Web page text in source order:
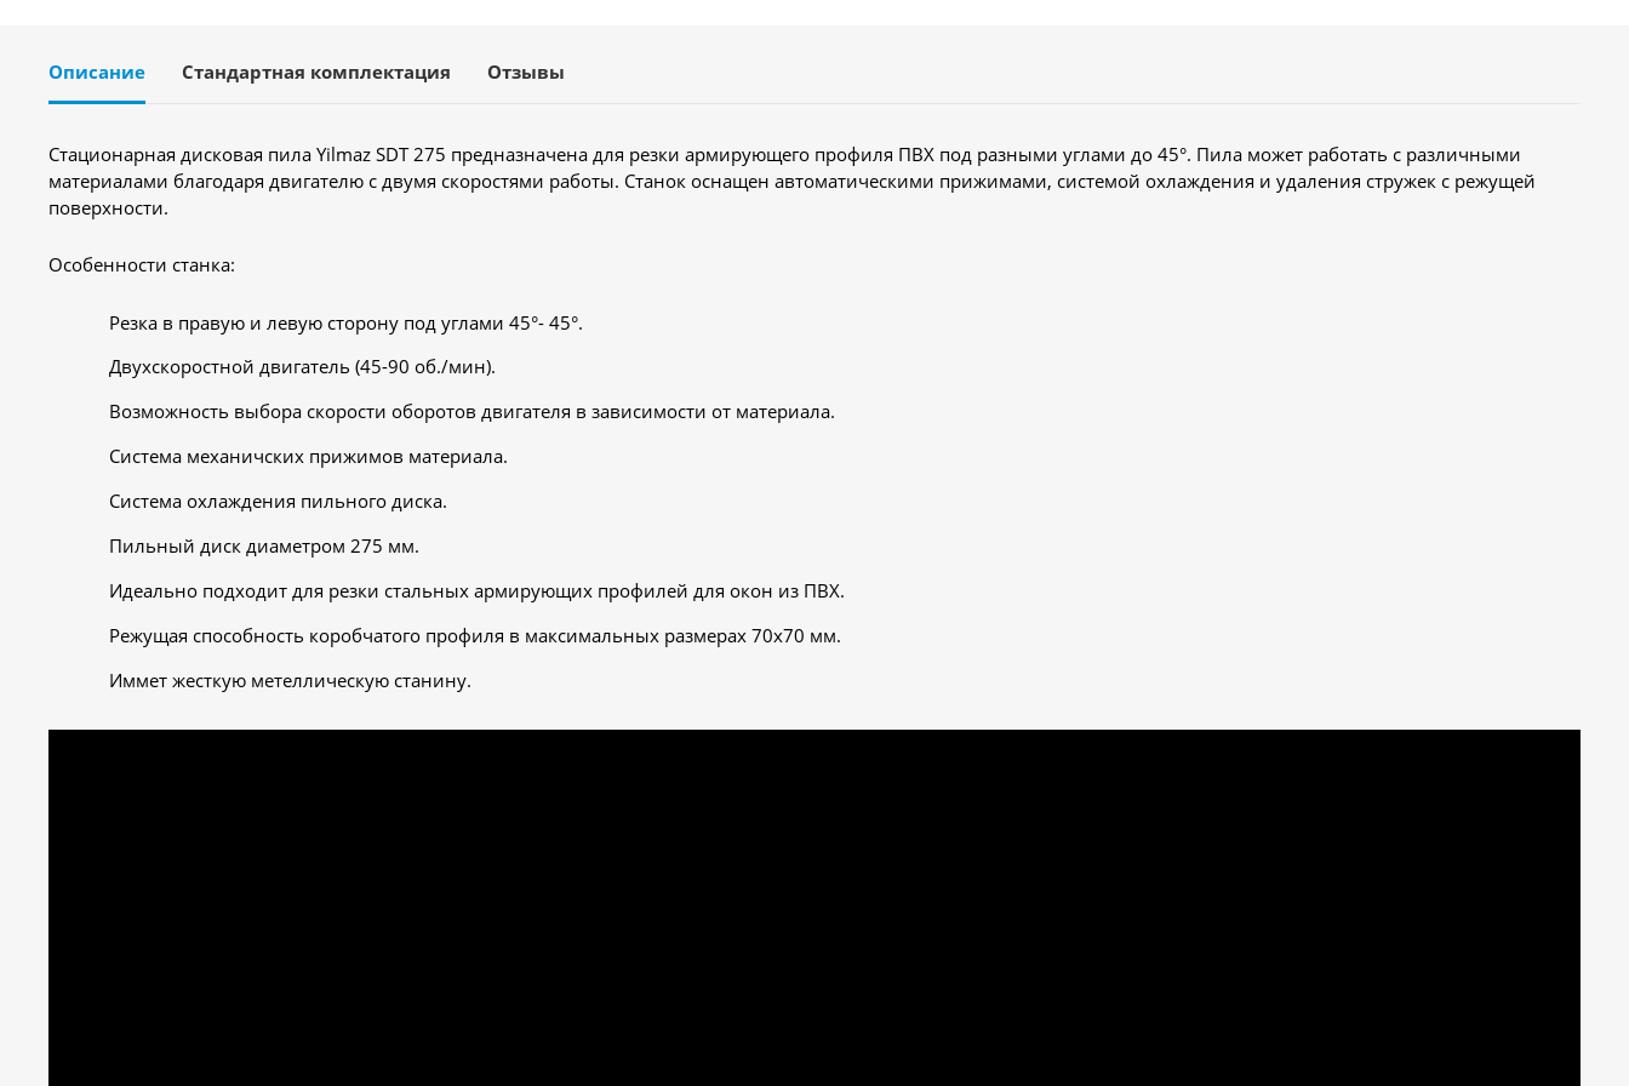
Описание Стандартная комплектация Отзывы
Стационарная дисковая пила Yilmaz SDT 275 предназначена для резки армирующего профиля ПВХ под разными углами до 45°. Пила может работать с различными
материалами благодаря двигателю с двумя скоростями работы. Станок оснащен автоматическими прижимами, системой охлаждения и удаления стружек с режущей
поверхности.
Особенности станка:
Резка в правую и левую сторону под углами 45°- 45°.
Двухскоростной двигатель (45-90 об./мин).
Возможность выбора скорости оборотов двигателя в зависимости от материала.
Система механичских прижимов материала.
Система охлаждения пильного диска.
Пильный диск диаметром 275 мм.
Идеально подходит для резки стальных армирующих профилей для окон из ПВХ.
Режущая способность коробчатого профиля в максимальных размерах 70х70 мм.
Иммет жесткую метеллическую станину.